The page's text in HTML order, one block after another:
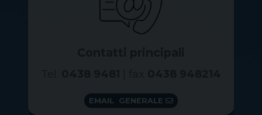
EMAIL GENERALE